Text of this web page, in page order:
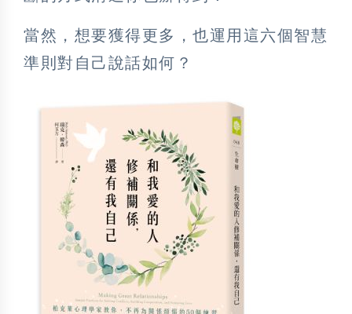
當然，想要獲得更多，也運用這六個智慧
準則對自己說話如何？